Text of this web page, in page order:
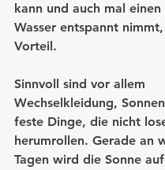
kann und auch mal
Wasser entspannt
Vorteil.
Sinnvoll sind vor allem
Wechselkleidung,
feste Dinge, die nicht
herumrollen. Gerade an
Tagen wird die Sonne